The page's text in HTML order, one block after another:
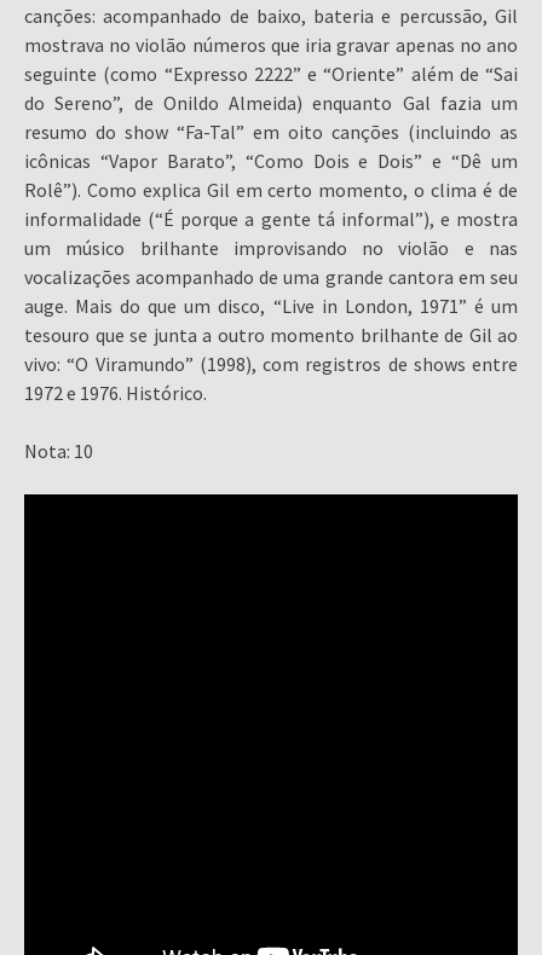
canções: acompanhado de baixo, bateria e percussão, Gil
mostrava no violão números que iria gravar apenas no ano
seguinte (como “Expresso 2222” e “Oriente” além de “Sai
do Sereno”, de Onildo Almeida) enquanto Gal fazia um
resumo do show “Fa-Tal” em oito canções (incluindo as
icônicas “Vapor Barato”, “Como Dois e Dois” e “Dê um
Rolê”). Como explica Gil em certo momento, o clima é de
informalidade (“É porque a gente tá informal”), e mostra
um músico brilhante improvisando no violão e nas
vocalizações acompanhado de uma grande cantora em seu
auge. Mais do que um disco, “Live in London, 1971” é um
tesouro que se junta a outro momento brilhante de Gil ao
vivo: “O Viramundo” (1998), com registros de shows entre
1972 e 1976. Histórico.
Nota: 10